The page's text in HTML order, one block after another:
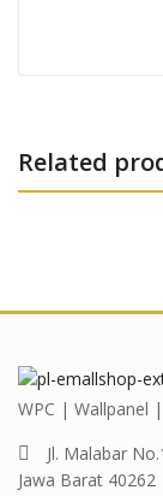
Related
WPC | Wallpanel
Jl. Malabar
Jawa Barat 40262